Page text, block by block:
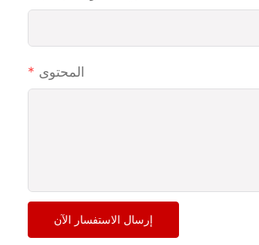
المحتوى
إرسال الاستفسار الآن